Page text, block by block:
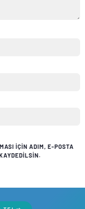
IÇIN ADIM, E-POSTA